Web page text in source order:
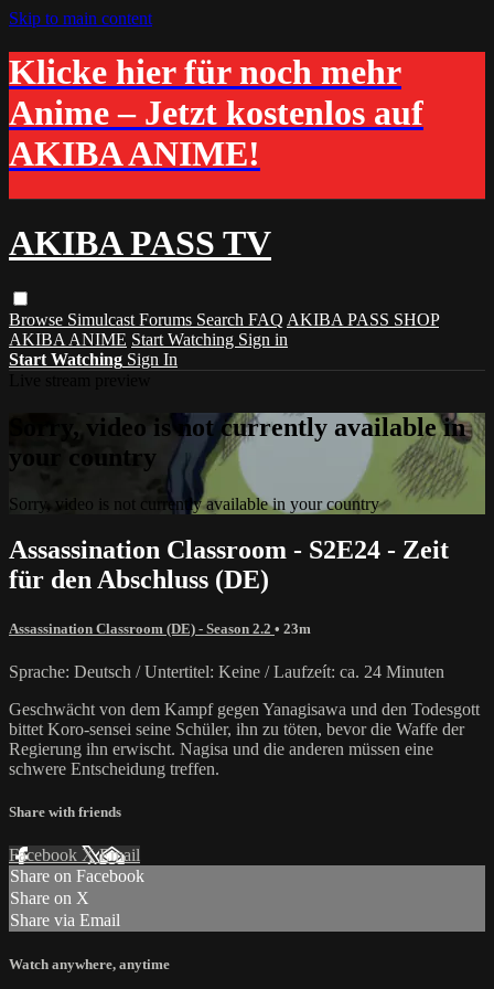
Skip to main content
Klicke hier für noch mehr
Anime – Jetzt kostenlos auf
AKIBA ANIME!
AKIBA PASS TV
Browse Simulcast Forums Search FAQ AKIBA PASS SHOP
AKIBA ANIME Start Watching Sign in
Start Watching Sign In
Sorry, video is not currently available in
your country
Sorry, video is not currently available in your country
Assassination Classroom - S2E24 - Zeit
für den Abschluss (DE)
Assassination Classroom (DE) - Season 2.2 • 23m
Sprache: Deutsch / Untertitel: Keine / Laufzeít: ca. 24 Minuten
Geschwächt von dem Kampf gegen Yanagisawa und den Todesgott
bittet Koro-sensei seine Schüler, ihn zu töten, bevor die Waffe der
Regierung ihn erwischt. Nagisa und die anderen müssen eine
schwere Entscheidung treffen.
Share with friends
Facebook XEmail
Share on Facebook
Share on X
Share via Email
Watch anywhere, anytime